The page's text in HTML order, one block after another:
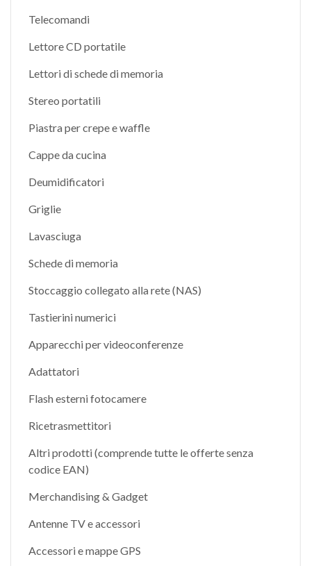
Telecomandi
Lettore CD portatile
Lettori di schede di memoria
Stereo portatili
Piastra per crepe e waffle
Cappe da cucina
Deumidificatori
Griglie
Lavasciuga
Schede di memoria
Stoccaggio collegato alla rete (NAS)
Tastierini numerici
Apparecchi per videoconferenze
Adattatori
Flash esterni fotocamere
Ricetrasmettitori
Altri prodotti (comprende tutte le offerte senza
codice EAN)
Merchandising & Gadget
Antenne TV e accessori
Accessori e mappe GPS